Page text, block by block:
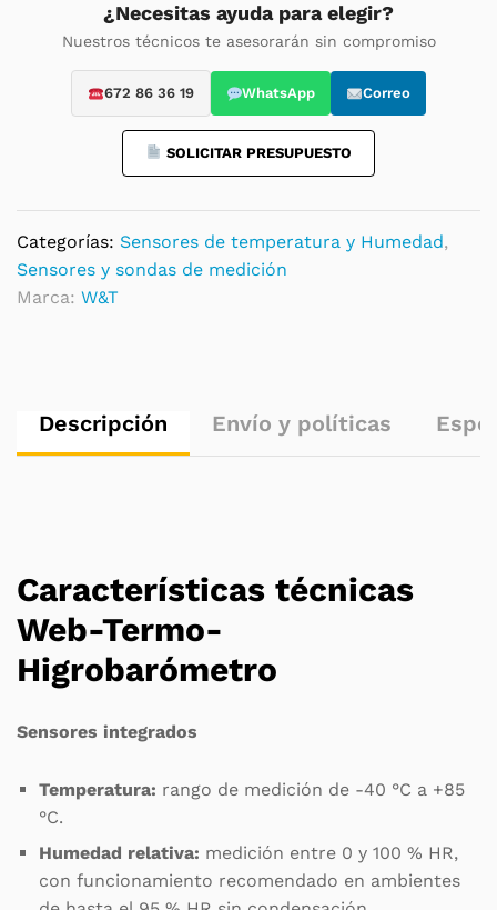
¿Necesitas ayuda para elegir?
Nuestros técnicos te asesorarán sin compromiso
672 86 36 19 WhatsApp Correo
SOLICITAR PRESUPUESTO
Categorías: Sensores de temperatura y Humedad,
Sensores y sondas de medición
Marca: W&T
Descripción Envío y políticas
Características técnicas
Web-Termo-
Higrobarómetro
Sensores integrados
Temperatura: rango de medición de -40 °C a +85
°C.
Humedad relativa: medición entre 0 y 100 % HR,
con funcionamiento recomendado en ambientes